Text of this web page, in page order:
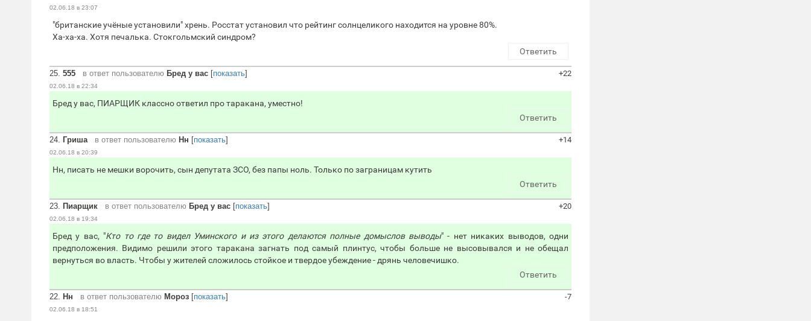
02.06.18 в 23:07
"британские учёные установили" хрень. Росстат установил что рейтинг солнцеликого находится на уровне 80%.
Ха-ха-ха. Хотя печалька. Стокгольмский синдром?
Ответить
25. 555 в ответ пользователю Бред у вас [показать]
02.06.18 в 22:34
+22
Бред у вас, ПИАРЩИК классно ответил про таракана, уместно!
Ответить
24. Гриша в ответ пользователю Нн [показать]
02.06.18 в 20:39
+14
Нн, писать не мешки ворочить, сын депутата ЗСО, без папы ноль. Только по заграницам кутить
Ответить
23. Пиарщик в ответ пользователю Бред у вас [показать]
02.06.18 в 19:34
+20
Бред у вас, "Кто то где то видел Уминского и из этого делаются полные домыслов выводы" - нет никаких выводов, одни
предположения. Видимо решили этого таракана загнать под самый плинтус, чтобы больше не высовывался и не обещал
вернуться во власть. Чтобы у жителей сложилось стойкое и твердое убеждение - дрянь человечишко.
Ответить
22. Нн в ответ пользователю Мороз [показать]
02.06.18 в 18:51
-7